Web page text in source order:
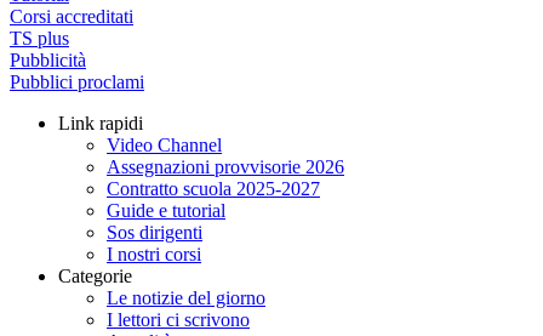
Corsi accreditati
TS plus
Pubblicità
Pubblici proclami
Link rapidi
Video Channel
Assegnazioni provvisorie 2026
Contratto scuola 2025-2027
Guide e tutorial
Sos dirigenti
I nostri corsi
Categorie
Le notizie del giorno
I lettori ci scrivono